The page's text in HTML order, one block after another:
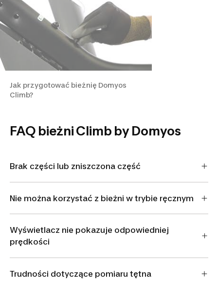
Jak przygotować bieżnię Domyos
Climb?
FAQ bieżni Climb by Domyos
Brak części lub zniszczona część
Nie można korzystać z bieżni w trybie ręcznym
Wyświetlacz nie pokazuje odpowiedniej
prędkości
Trudności dotyczące pomiaru tętna